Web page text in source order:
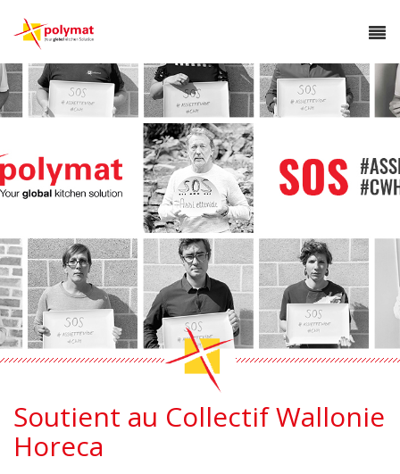
Soutient au Collectif Wallonie
Horeca